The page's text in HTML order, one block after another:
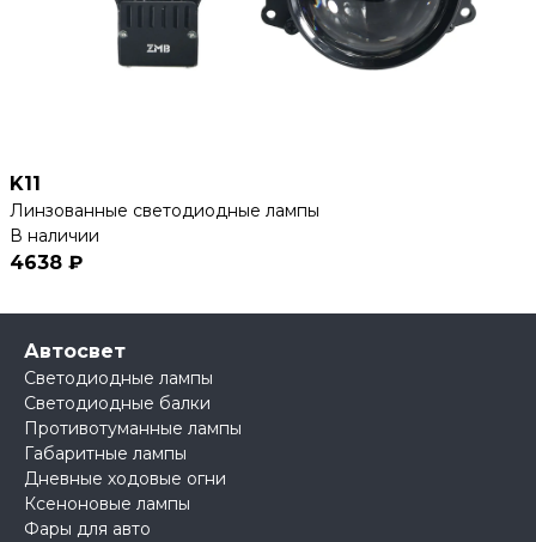
K11
Линзованные светодиодные лампы
В наличии
4638 ₽
Автосвет
Светодиодные лампы
Светодиодные балки
Противотуманные лампы
Габаритные лампы
Дневные ходовые огни
Ксеноновые лампы
Фары для авто